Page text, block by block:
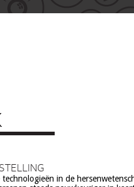
technologieën in de
veel vragen op, onder meer op